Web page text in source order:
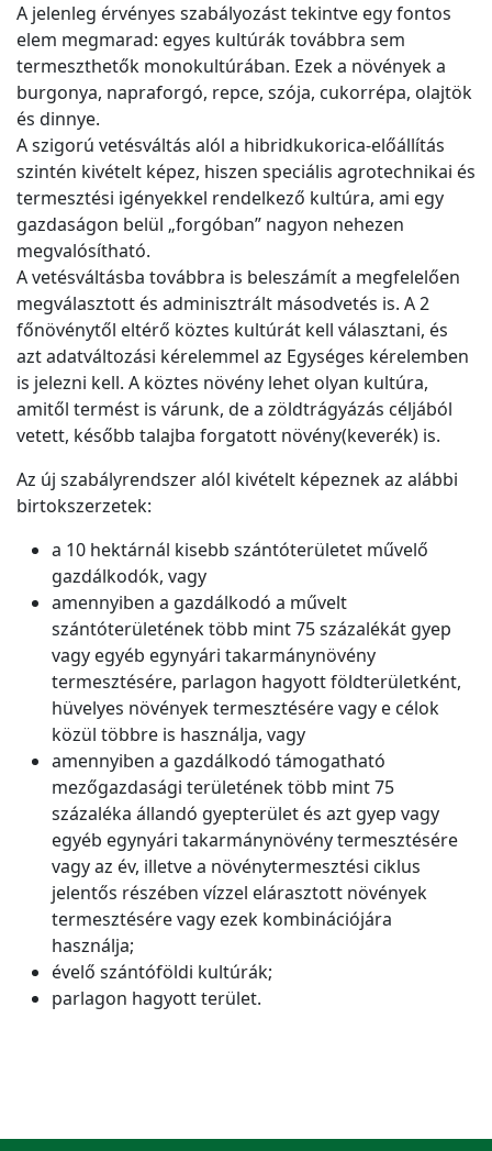
A jelenleg érvényes szabályozást tekintve egy fontos
elem megmarad: egyes kultúrák továbbra sem
termeszthetők monokultúrában. Ezek a növények a
burgonya, napraforgó, repce, szója, cukorrépa, olajtök
és dinnye.
A szigorú vetésváltás alól a hibridkukorica-előállítás
szintén kivételt képez, hiszen speciális agrotechnikai és
termesztési igényekkel rendelkező kultúra, ami egy
gazdaságon belül „forgóban” nagyon nehezen
megvalósítható.
A vetésváltásba továbbra is beleszámít a megfelelően
megválasztott és adminisztrált másodvetés is. A 2
főnövénytől eltérő köztes kultúrát kell választani, és
azt adatváltozási kérelemmel az Egységes kérelemben
is jelezni kell. A köztes növény lehet olyan kultúra,
amitől termést is várunk, de a zöldtrágyázás céljából
vetett, később talajba forgatott növény(keverék) is.
Az új szabályrendszer alól kivételt képeznek az alábbi
birtokszerzetek:
a 10 hektárnál kisebb szántóterületet művelő
gazdálkodók, vagy
amennyiben a gazdálkodó a művelt
szántóterületének több mint 75 százalékát gyep
vagy egyéb egynyári takarmánynövény
termesztésére, parlagon hagyott földterületként,
hüvelyes növények termesztésére vagy e célok
közül többre is használja, vagy
amennyiben a gazdálkodó támogatható
mezőgazdasági területének több mint 75
százaléka állandó gyepterület és azt gyep vagy
egyéb egynyári takarmánynövény termesztésére
vagy az év, illetve a növénytermesztési ciklus
jelentős részében vízzel elárasztott növények
termesztésére vagy ezek kombinációjára
használja;
évelő szántóföldi kultúrák;
parlagon hagyott terület.